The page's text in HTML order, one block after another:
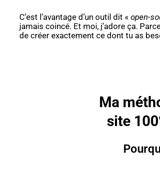
C’est l’avantage d’un outil dit « open-
jamais coincé. Et moi, j’adore ça.
de créer exactement ce dont tu as
Ma
site